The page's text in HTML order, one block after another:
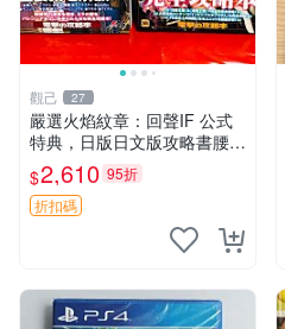
觀己 27
嚴選火焰紋章：回聲IF 公式
特典，日版日文版攻略書腰遊
戲，95成新手辦收藏推薦 火
焰紋章 時代典藏 游戲本體
$2,610 95折
折扣碼